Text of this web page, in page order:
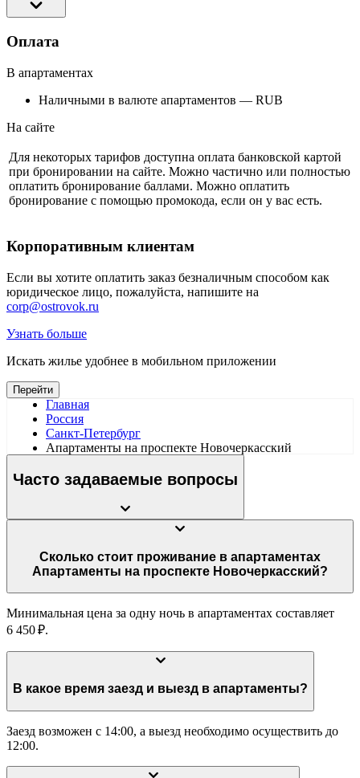
Оплата
В апартаментах
Наличными в валюте апартаментов — RUB
На сайте
Для некоторых тарифов доступна оплата банковской картой
при бронировании на сайте. Можно частично или полностью
оплатить бронирование баллами. Можно оплатить
бронирование с помощью промокода, если он у вас есть.
Корпоративным клиентам
Если вы хотите оплатить заказ безналичным способом как
юридическое лицо, пожалуйста, напишите на
corp@ostrovok.ru
Узнать больше
Искать жилье удобнее в мобильном приложении
Перейти
Главная
Россия
Санкт-Петербург
Апартаменты на проспекте Новочеркасский
Часто задаваемые вопросы
Сколько стоит проживание в апартаментах
Апартаменты на проспекте Новочеркасский?
Минимальная цена за одну ночь в апартаментах составляет
6 450 ₽.
В какое время заезд и выезд в апартаменты?
Заезд возможен с 14:00, а выезд необходимо осуществить до
12:00.